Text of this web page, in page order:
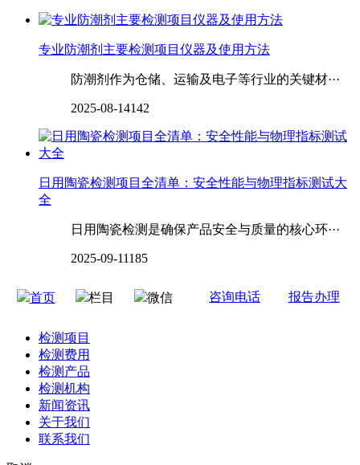
专业防潮剂主要检测项目仪器及使用方法
防潮剂作为仓储、运输及电子等行业的关键材···
2025-08-14142
日用陶瓷检测项目全清单：安全性能与物理指标测试大
全
日用陶瓷检测是确保产品安全与质量的核心环···
2025-09-11185
首页 栏目 微信 咨询电话 报告办理
检测项目
检测费用
检测产品
检测机构
新闻资讯
关于我们
联系我们